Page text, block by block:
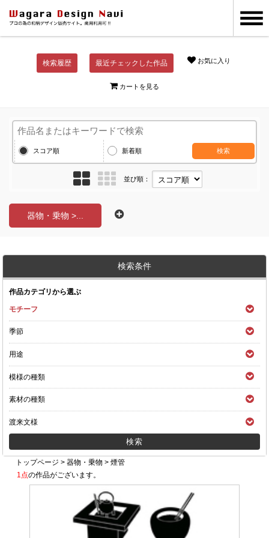
検索履歴 最近チェックした作品 お気に入り
カートを見る
スコア順 新着順 検索
並び順：
器物・乗物 >...
検索条件
作品カテゴリから選ぶ
モチーフ
季節
用途
模様の種類
素材の種類
渡来文様
トップページ >器物・乗物 >煙管
1点の作品がございます。